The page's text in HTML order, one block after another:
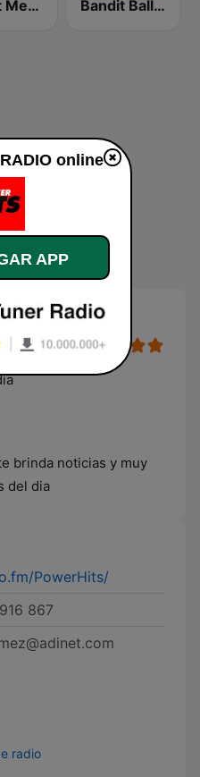
Bandit Metal Bandit Ballads
en vivo
brinda noticias y muy
del dia
PowerHits/
867
radio
online
APP